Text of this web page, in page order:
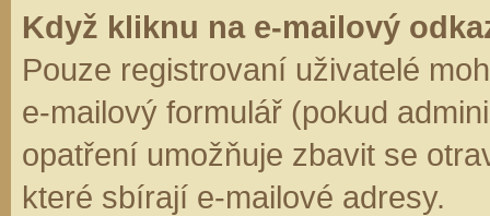
Když kliknu na e-mailový
Pouze registrovaní uživatelé
e-mailový formulář (pokud
opatření umožňuje zbavit se
které sbírají e-mailové adresy.